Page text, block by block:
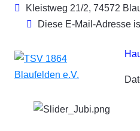
Kleistweg 21/2, 74572
Diese E-Mail-Adresse